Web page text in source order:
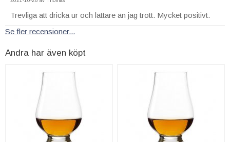
Trevliga att dricka ur och lättare än jag trott. Mycket positivt.
Se fler recensioner...
Andra har även köpt